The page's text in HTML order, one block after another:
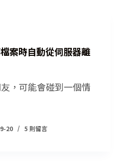
案時自動從伺服器離
，可能會碰到一個情
20 5 則留言